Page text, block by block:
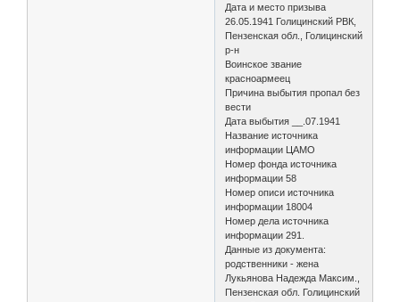
Дата и место призыва
26.05.1941 Голицинский РВК,
Пензенская обл., Голицинский
р-н
Воинское звание
красноармеец
Причина выбытия пропал без
вести
Дата выбытия __.07.1941
Название источника
информации ЦАМО
Номер фонда источника
информации 58
Номер описи источника
информации 18004
Номер дела источника
информации 291.
Данные из документа:
родственники - жена
Лукьянова Надежда Максим.,
Пензенская обл. Голицинский